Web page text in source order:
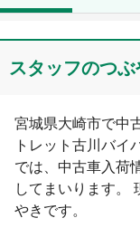
スタッフのつぶ
宮城県大崎市で中
トレット古川バイ
では、中古車入荷
してまいります。
やき です。